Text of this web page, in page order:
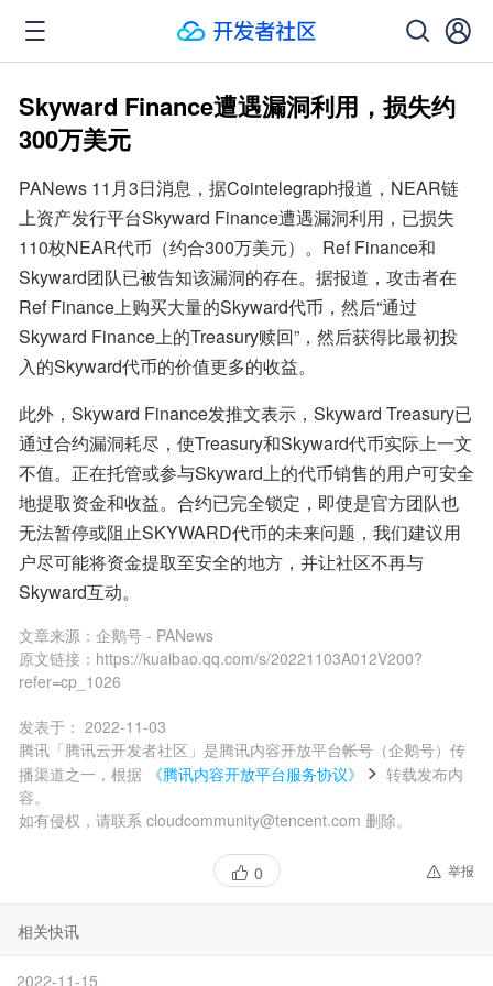
Skyward Finance遭遇漏洞利用，损失约
300万美元
PANews 11月3日消息，据Cointelegraph报道，NEAR链
上资产发行平台Skyward Finance遭遇漏洞利用，已损失
110枚NEAR代币（约合300万美元）。Ref Finance和
Skyward团队已被告知该漏洞的存在。据报道，攻击者在
Ref Finance上购买大量的Skyward代币，然后“通过
Skyward Finance上的Treasury赎回”，然后获得比最初投
入的Skyward代币的价值更多的收益。
此外，Skyward Finance发推文表示，Skyward Treasury已
通过合约漏洞耗尽，使Treasury和Skyward代币实际上一文
不值。正在托管或参与Skyward上的代币销售的用户可安全
地提取资金和收益。合约已完全锁定，即使是官方团队也
无法暂停或阻止SKYWARD代币的未来问题，我们建议用
户尽可能将资金提取至安全的地方，并让社区不再与
Skyward互动。
文章来源： 企鹅号 - PANews
原文链接： https://kuaibao.qq.com/s/20221103A012V200?
refer=cp_1026
发表于： 2022-11-03
腾讯「腾讯云开发者社区」是腾讯内容开放平台帐号（企鹅号）传
播渠道之一，根据
《腾讯内容开放平台服务协议》
转载发布内
容。
如有侵权，请联系 cloudcommunity@tencent.com 删除。
0 举报
相关快讯
2022-11-15